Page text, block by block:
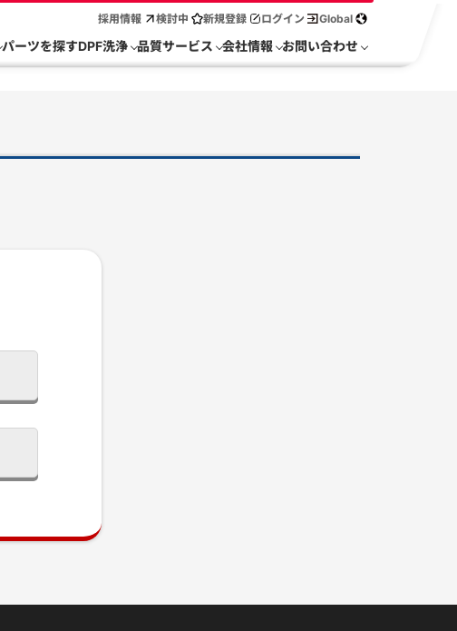
採用情報 検討中 新規登録 ログイン Global
パーツを探すDPF洗浄 品質サービス 会社情報 お問い合わせ